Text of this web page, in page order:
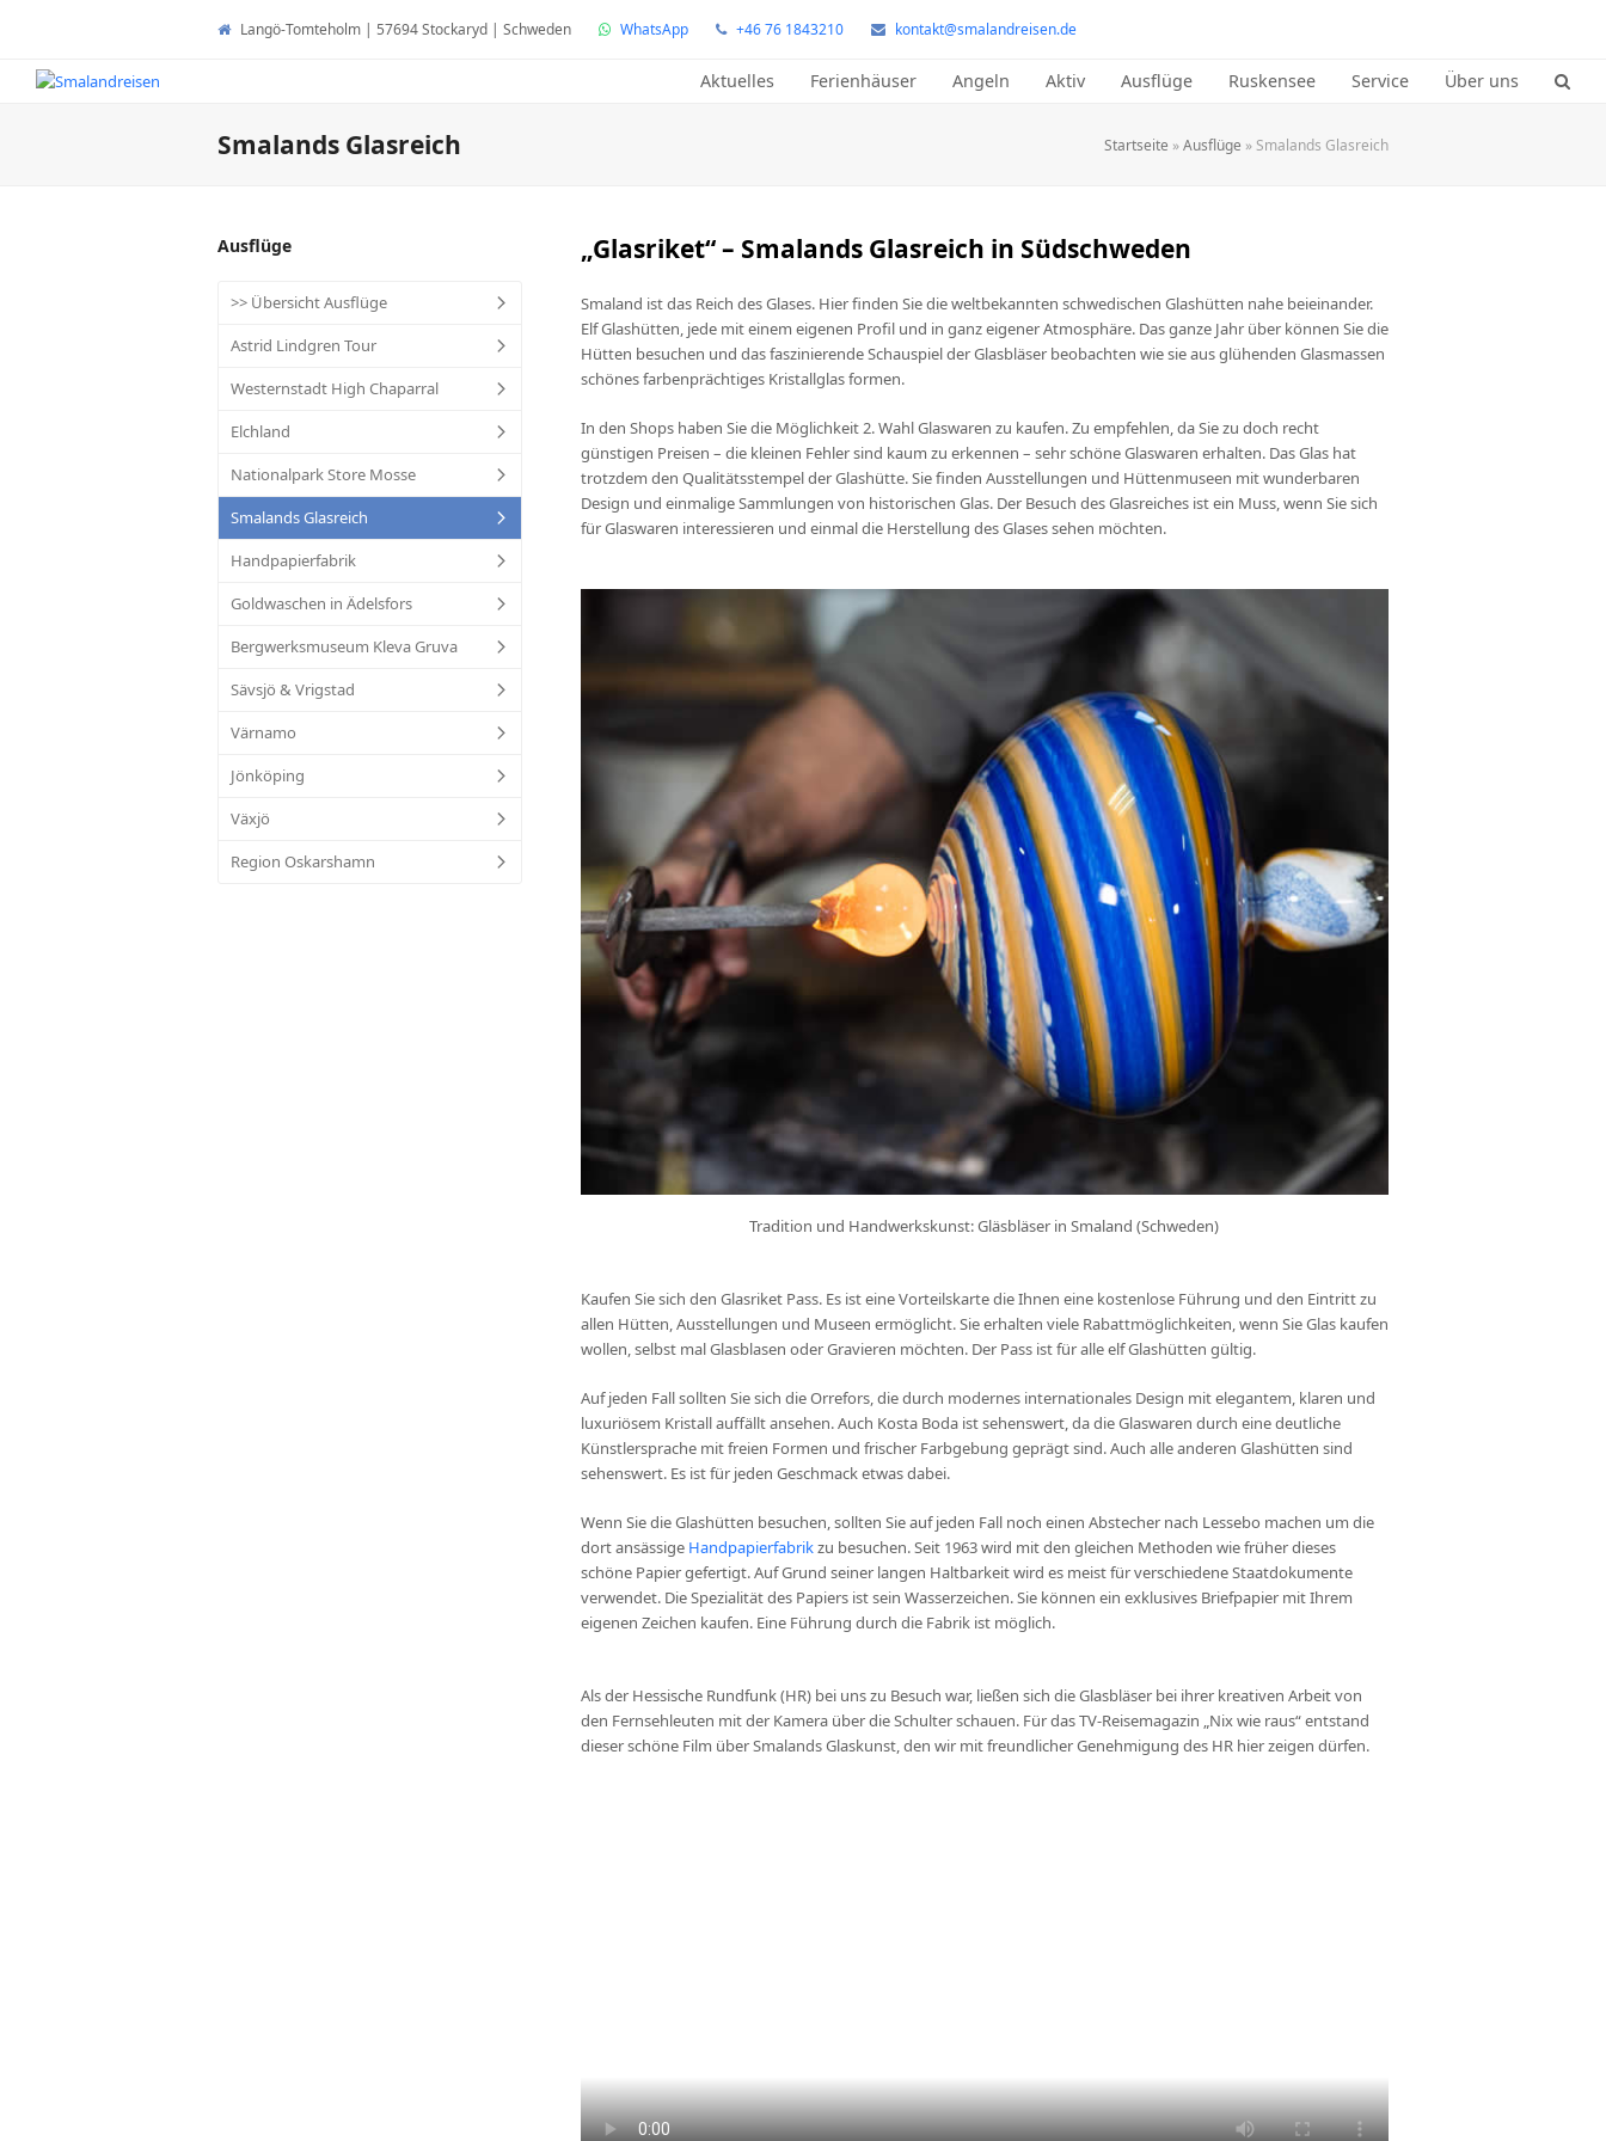
Langö-Tomteholm | 57694 Stockaryd | Schweden WhatsApp +46 76 1843210 kontakt@smalandreisen.de
Aktuelles Ferienhäuser Angeln Aktiv Ausflüge Ruskensee Service Über uns
Smalands Glasreich Startseite »Ausflüge »Smalands Glasreich
„Glasriket“ – Smalands Glasreich in Südschweden
Smaland ist das Reich des Glases. Hier finden Sie die weltbekannten schwedischen Glashütten nahe beieinander.
Elf Glashütten, jede mit einem eigenen Profil und in ganz eigener Atmosphäre. Das ganze Jahr über können Sie die
Hütten besuchen und das faszinierende Schauspiel der Glasbläser beobachten wie sie aus glühenden Glasmassen
schönes farbenprächtiges Kristallglas formen.
In den Shops haben Sie die Möglichkeit 2. Wahl Glaswaren zu kaufen. Zu empfehlen, da Sie zu doch recht
günstigen Preisen – die kleinen Fehler sind kaum zu erkennen – sehr schöne Glaswaren erhalten. Das Glas hat
trotzdem den Qualitätsstempel der Glashütte. Sie finden Ausstellungen und Hüttenmuseen mit wunderbaren
Design und einmalige Sammlungen von historischen Glas. Der Besuch des Glasreiches ist ein Muss, wenn Sie sich
für Glaswaren interessieren und einmal die Herstellung des Glases sehen möchten.
Tradition und Handwerkskunst: Gläsbläser in Smaland (Schweden)
Kaufen Sie sich den Glasriket Pass. Es ist eine Vorteilskarte die Ihnen eine kostenlose Führung und den Eintritt zu
allen Hütten, Ausstellungen und Museen ermöglicht. Sie erhalten viele Rabattmöglichkeiten, wenn Sie Glas kaufen
wollen, selbst mal Glasblasen oder Gravieren möchten. Der Pass ist für alle elf Glashütten gültig.
Auf jeden Fall sollten Sie sich die Orrefors, die durch modernes internationales Design mit elegantem, klaren und
luxuriösem Kristall auffällt ansehen. Auch Kosta Boda ist sehenswert, da die Glaswaren durch eine deutliche
Künstlersprache mit freien Formen und frischer Farbgebung geprägt sind. Auch alle anderen Glashütten sind
sehenswert. Es ist für jeden Geschmack etwas dabei.
Wenn Sie die Glashütten besuchen, sollten Sie auf jeden Fall noch einen Abstecher nach Lessebo machen um die
dort ansässige Handpapierfabrikzu besuchen. Seit 1963 wird mit den gleichen Methoden wie früher dieses
schöne Papier gefertigt. Auf Grund seiner langen Haltbarkeit wird es meist für verschiedene Staatdokumente
verwendet. Die Spezialität des Papiers ist sein Wasserzeichen. Sie können ein exklusives Briefpapier mit Ihrem
eigenen Zeichen kaufen. Eine Führung durch die Fabrik ist möglich.
Als der Hessische Rundfunk (HR) bei uns zu Besuch war, ließen sich die Glasbläser bei ihrer kreativen Arbeit von
den Fernsehleuten mit der Kamera über die Schulter schauen. Für das TV-Reisemagazin „Nix wie raus“ entstand
dieser schöne Film über Smalands Glaskunst, den wir mit freundlicher Genehmigung des HR hier zeigen dürfen.
Ausflüge
>> Übersicht Ausflüge
Astrid Lindgren Tour
Westernstadt High Chaparral
Elchland
Nationalpark Store Mosse
Smalands Glasreich
Handpapierfabrik
Goldwaschen in Ädelsfors
Bergwerksmuseum Kleva Gruva
Sävsjö & Vrigstad
Värnamo
Jönköping
Växjö
Region Oskarshamn